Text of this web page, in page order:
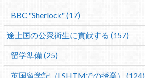
BBC "Sherlock" (17)
途上国の公衆衛生に貢献する (157)
留学準備 (25)
英国留学記（LSHTMでの授業） (124)